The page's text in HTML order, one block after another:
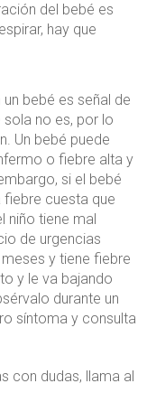
del bebé es
hay que
bebé es señal de
no es, por lo
Un bebé puede
o fiebre alta y
si el bebé
fiebre cuesta que
niño tiene mal
de urgencias
y tiene fiebre
y le va bajando
durante un
síntoma y consulta
con dudas, llama al